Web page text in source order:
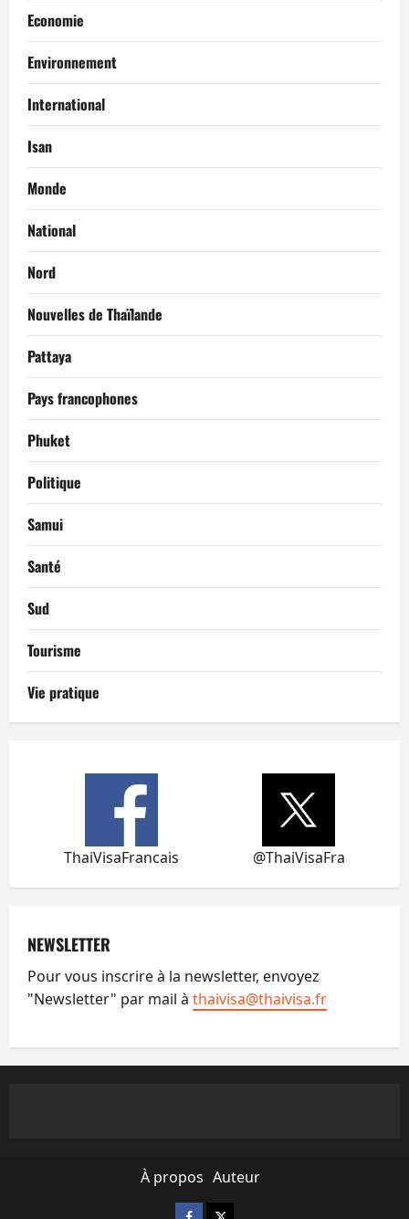
Economie
Environnement
International
Isan
Monde
National
Nord
Nouvelles de Thaïlande
Pattaya
Pays francophones
Phuket
Politique
Samui
Santé
Sud
Tourisme
Vie pratique
ThaiVisaFrancais @ThaiVisaFra
NEWSLETTER
Pour vous inscrire à la newsletter, envoyez
"Newsletter" par mail à thaivisa@thaivisa.fr
À propos Auteur
Facebook
X